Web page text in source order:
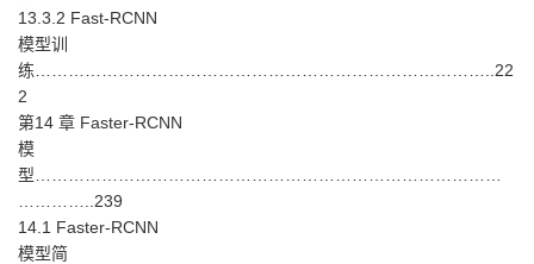
13.3.2 Fast-RCNN
模型训
练………………………………………………………………………..22
2
第14 章 Faster-RCNN
模
型…………………………………………………………………………
…………..239
14.1 Faster-RCNN
模型简